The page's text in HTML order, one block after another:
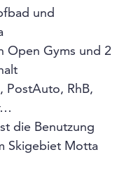
und
Open Gyms und 2
PostAuto, RhB,
die Benutzung
Skigebiet Motta